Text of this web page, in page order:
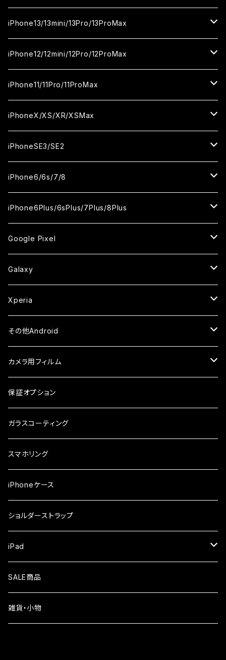
セラミックフィルム
ガラスフィルム
セラミックフィルム
iPhone16Plus
ガラスフィルム
セラミックフィルム
iPhone16ProMax
ガラスフィルム
セラミックフィルム
ガラスフィルム
セラミックフィルム
iPhone15Pro
ガラスフィルム
セラミックフィルム
iPhone15Plus
ガラスフィルム
セラミックフィルム
iPhone15ProMax
ガラスフィルム
セラミックフィルム
iPhone14
ガラスフィルム
セラミックフィルム
iPhone14Pro
ガラスフィルム
セラミックフィルム
iPhone14Plus
ガラスフィルム
セラミックフィルム
iPhone14ProMax
ガラスフィルム
セラミックフィルム
iPhone13/13mini/13Pro/13ProMax
iPhone13/13Pro
ガラスフィルム
セラミックフィルム
iPhone13mini
ガラスフィルム
セラミックフィルム
iPhone13ProMax
ガラスフィルム
セラミックフィルム
iPhone12/12mini/12Pro/12ProMax
iPhone12/12Pro
ガラスフィルム
セラミックフィルム
iPhone12mini
ガラスフィルム
セラミックフィルム
iPhone12ProMax
ガラスフィルム
セラミックフィルム
iPhone11/11Pro/11ProMax
iPhone11
ガラスフィルム
セラミックフィルム
iPhone11Pro
ガラスフィルム
セラミックフィルム
iPhone11Pro Max
ガラスフィルム
セラミックフィルム
iPhoneX/XS/XR/XSMax
iPhoneX
ガラスフィルム
セラミックフィルム
iPhoneXS
ガラスフィルム
セラミックフィルム
iPhoneXR
ガラスフィルム
セラミックフィルム
iPhoneXSMax
ガラスフィルム
セラミックフィルム
iPhoneSE3/SE2
iPhoneSE3
ガラスフィルム
ケース
iPhoneSE2
ガラスフィルム
ケース
iPhone6/6s/7/8
iPhone8
ガラスフィルム
セラミックフィルム
iPhone7
ガラスフィルム
セラミックフィルム
iPhone6s
ガラスフィルム
ケース・カバー
iPhone6
ガラスフィルム
ケース・カバー
iPhone6Plus/6sPlus/7Plus/8Plus
iPhone6Plus
ガラスフィルム
ケース
iPhone6sPlus
ガラスフィルム
ケース
iPhone7Plus
ガラスフィルム
ケース
iPhone8Plus
ガラスフィルム
ケース
Google Pixel
ガラスフィルム
セラミックフィルム
ケース
Galaxy
ガラスフィルム
セラミックフィルム
ケース
Xperia
ガラスフィルム
その他Android
AQUOS
ガラスフィルム
arrows
ガラスフィルム
シンプルスマホ
ガラスフィルム
らくらくスマホ
ガラスフィルム
OPPO
ガラスフィルム
Xiaomi
ガラスフィルム
カメラ用フィルム
iPhone
iPhone17e
iPhone17ProMax
iPhone16
iPhone15
Android
保証オプション
ガラスコーティング
スマホリング
iPhoneケース
ショルダーストラップ
iPad
液晶フィルム
SALE商品
雑貨・小物